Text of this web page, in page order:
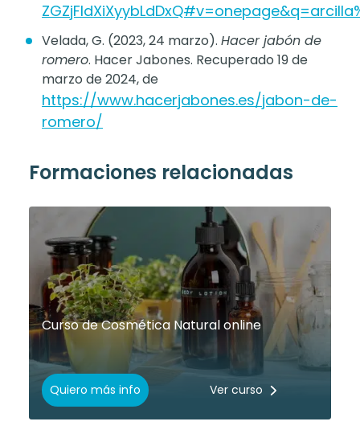
Velada, G. (2023, 24 marzo). Hacer jabón de
romero. Hacer Jabones. Recuperado 19 de
marzo de 2024, de
https://www.hacerjabones.es/jabon-de-
romero/
Formaciones relacionadas
Curso de Cosmética Natural online
Quiero más info Ver curso